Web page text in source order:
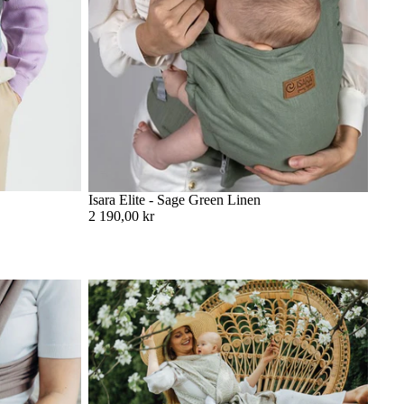
Isara Elite - Sage Green Linen
2 190,00 kr
veta
Storleksguide: Vilken storlek ska jag välja på
min vävda bärsjal?